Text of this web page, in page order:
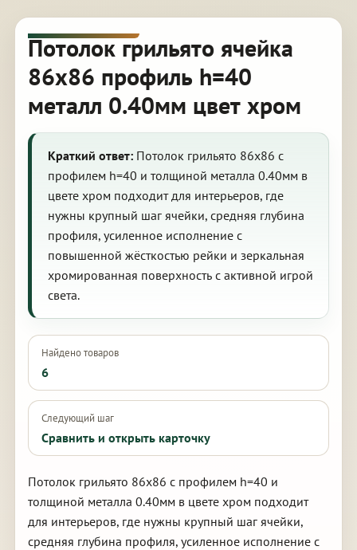
Потолок грильято ячейка
86х86 профиль h=40
металл 0.40мм цвет хром
Краткий ответ:Потолок грильято 86х86 с
профилем h=40 и толщиной металла 0.40мм в
цвете хром подходит для интерьеров, где
нужны крупный шаг ячейки, средняя глубина
профиля, усиленное исполнение с
повышенной жёсткостью рейки и зеркальная
хромированная поверхность с активной игрой
света.
Найдено товаров
6
Следующий шаг
Сравнить и открыть карточку
Потолок грильято 86х86 с профилем h=40 и
толщиной металла 0.40мм в цвете хром подходит
для интерьеров, где нужны крупный шаг ячейки,
средняя глубина профиля, усиленное исполнение с